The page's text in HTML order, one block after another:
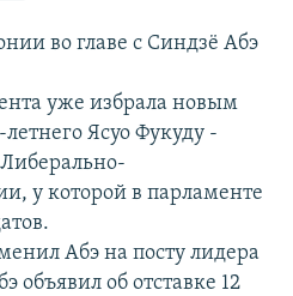
во главе с Синдзё Абэ
уже избрала новым
Ясуо Фукуду -
у которой в парламенте
Абэ на посту лидера
объявил об отставке 12